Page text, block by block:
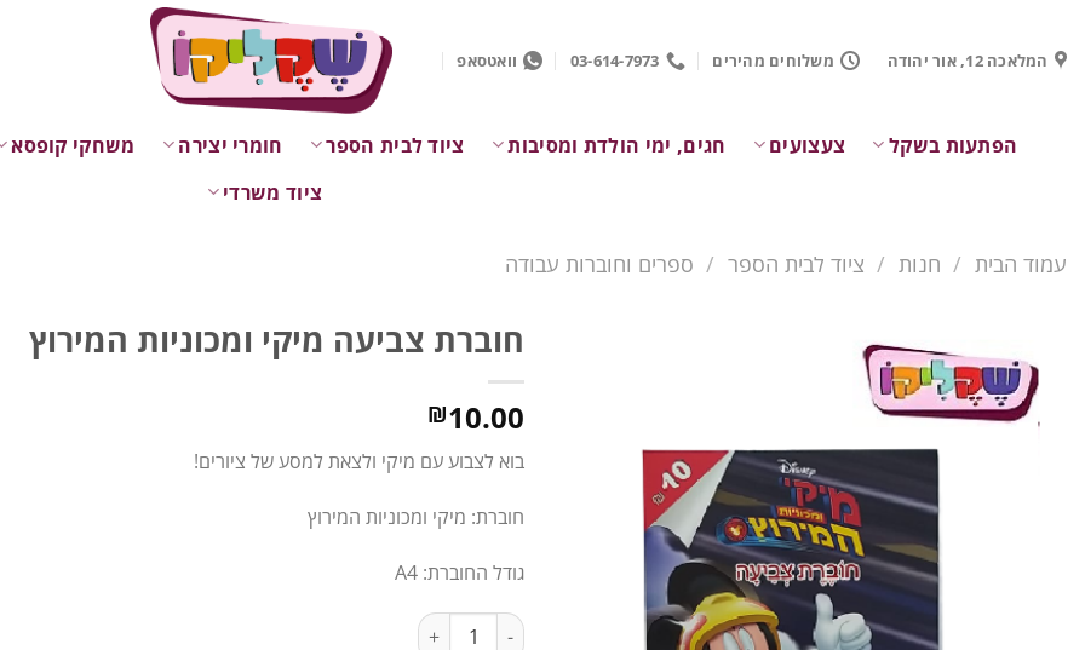
contentהמלאכה 12, אור יהודה משלוחים מהירים 03-614-7973 וואטסאפ
הפתעות בשקל צעצועים חגים, ימי הולדת ומסיבות ציוד לבית הספר חומרי יצירה משחקי קופסא
ציוד משרדי
עמוד הבית / חנות / ציוד לבית הספר / ספרים וחוברות עבודה
חוברת צביעה מיקי ומכוניות המירוץ
₪10.00
בוא לצבוע עם מיקי ולצאת למסע של ציורים!
חוברת: מיקי ומכוניות המירוץ
גודל החוברת: A4
כמות של חוברת צביעה מיקי ומכוניות המירוץ